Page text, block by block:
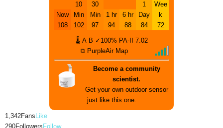
Now
108
10
Min
102
30
Min
97
1 hr
94
6 hr
88
1
Day
84
Wee
k
72
🌡 A B ✓100% PA-II
7.02
⧉ PurpleAir Map
Become a community
scientist.
Get your own outdoor sensor
just like this one.
1,342Fans Like
290Followers Follow